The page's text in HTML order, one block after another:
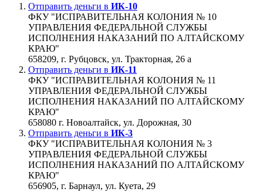
Отправить деньги в ИК-10
ФКУ "ИСПРАВИТЕЛЬНАЯ КОЛОНИЯ № 10
УПРАВЛЕНИЯ ФЕДЕРАЛЬНОЙ СЛУЖБЫ
ИСПОЛНЕНИЯ НАКАЗАНИЙ ПО АЛТАЙСКОМУ
КРАЮ"
658209, г. Рубцовск, ул. Тракторная, 26 а
Отправить деньги в ИК-11
ФКУ "ИСПРАВИТЕЛЬНАЯ КОЛОНИЯ № 11
УПРАВЛЕНИЯ ФЕДЕРАЛЬНОЙ СЛУЖБЫ
ИСПОЛНЕНИЯ НАКАЗАНИЙ ПО АЛТАЙСКОМУ
КРАЮ"
658080 г. Новоалтайск, ул. Дорожная, 30
Отправить деньги в ИК-3
ФКУ "ИСПРАВИТЕЛЬНАЯ КОЛОНИЯ № 3
УПРАВЛЕНИЯ ФЕДЕРАЛЬНОЙ СЛУЖБЫ
ИСПОЛНЕНИЯ НАКАЗАНИЙ ПО АЛТАЙСКОМУ
КРАЮ"
656905, г. Барнаул, ул. Куета, 29